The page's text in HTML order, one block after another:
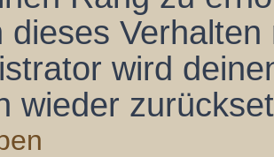
dieses
wird
wieder